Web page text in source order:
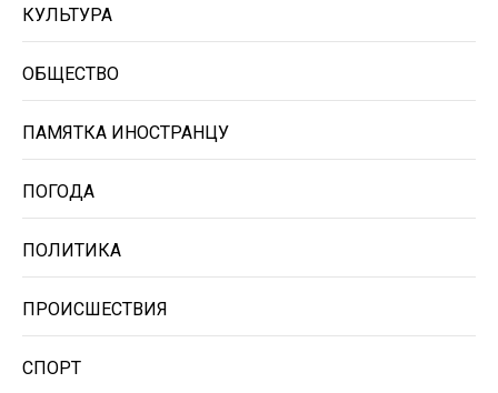
КУЛЬТУРА
ОБЩЕСТВО
ПАМЯТКА ИНОСТРАНЦУ
ПОГОДА
ПОЛИТИКА
ПРОИСШЕСТВИЯ
СПОРТ